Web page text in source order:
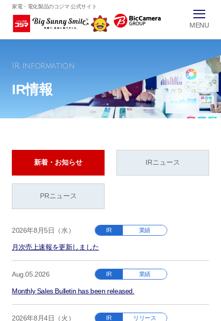
家電・電化製品のコジマ 公式サイト
IR information
IR情報
新着・お知らせ IRニュース
PRニュース
2026年8月5日（水） IR 業績
月次売上速報を更新しました
Aug.05.2026 IR 業績
Monthly Sales Bulletin has been released.
2026年8月4日（火） IR リリース